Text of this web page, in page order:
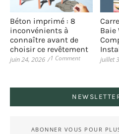
Béton imprimé : 8
inconvénients à
connaître avant de
choisir ce revêtement
juin 24, 2026 /1 Comment
Baie
juillet
ABONNER VOUS POUR